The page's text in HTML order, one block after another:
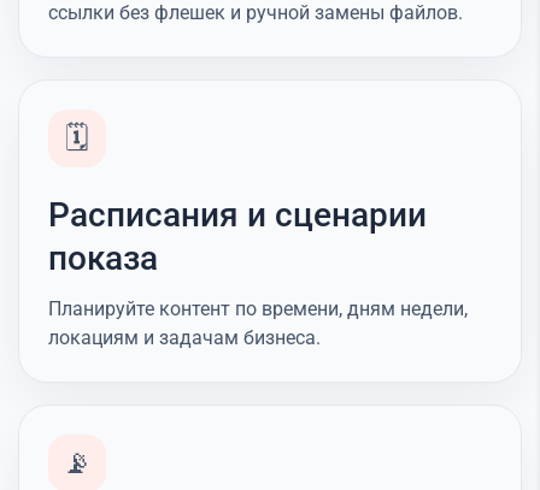
ссылки без флешек и ручной замены файлов.
🗓️
Расписания и сценарии
показа
Планируйте контент по времени, дням недели,
локациям и задачам бизнеса.
📡